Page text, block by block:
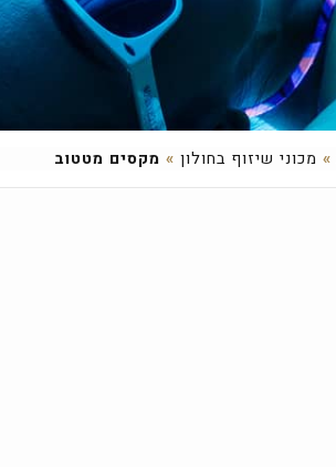
» מכוני שיזוף בחולון » מקסים מטטוב